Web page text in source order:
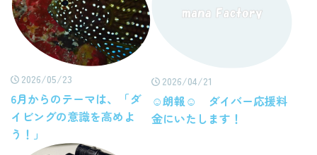
2026/05/23
6月からのテーマは、「ダ
イビングの意識を高めよ
う！」
2026/04/21
☺朗報☺ ダイバー応援料
金にいたします！